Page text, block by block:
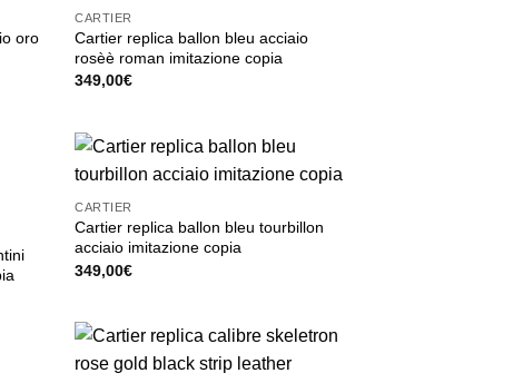
oro
CARTIER
Cartier replica ballon bleu acciaio
rosèè roman imitazione copia
349,00€
CARTIER
Cartier replica ballon bleu tourbillon
acciaio imitazione copia
349,00€